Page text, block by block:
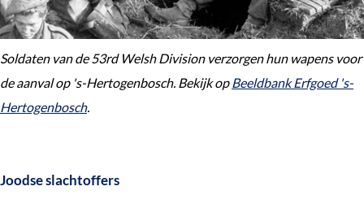
Soldaten van de 53rd Welsh Division verzorgen hun wapens voor
de aanval op 's-Hertogenbosch. Bekijk opBeeldbank Erfgoed 's-
Hertogenbosch.
Joodse slachtoffers